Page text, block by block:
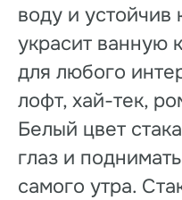
воду и устойчив
украсит ванную
для любого
лофт, хай-тек,
Белый цвет
глаз и
самого утра.